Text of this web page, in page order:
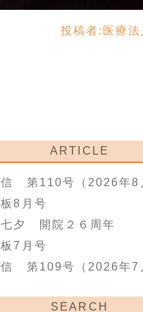
投稿者: 医療
ARTICLE
信 第110号（2026年8
8月号
夕 開院２６周年
7月号
信 第109号（2026年7
SEARCH